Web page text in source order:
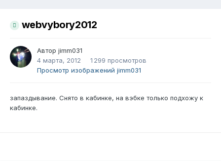
webvybory2012
Автор jimm031
4 марта, 2012
1 299 просмотров
Просмотр изображений jimm031
запаздывание. Снято в кабинке, на вэбке только подхожу к
кабинке.